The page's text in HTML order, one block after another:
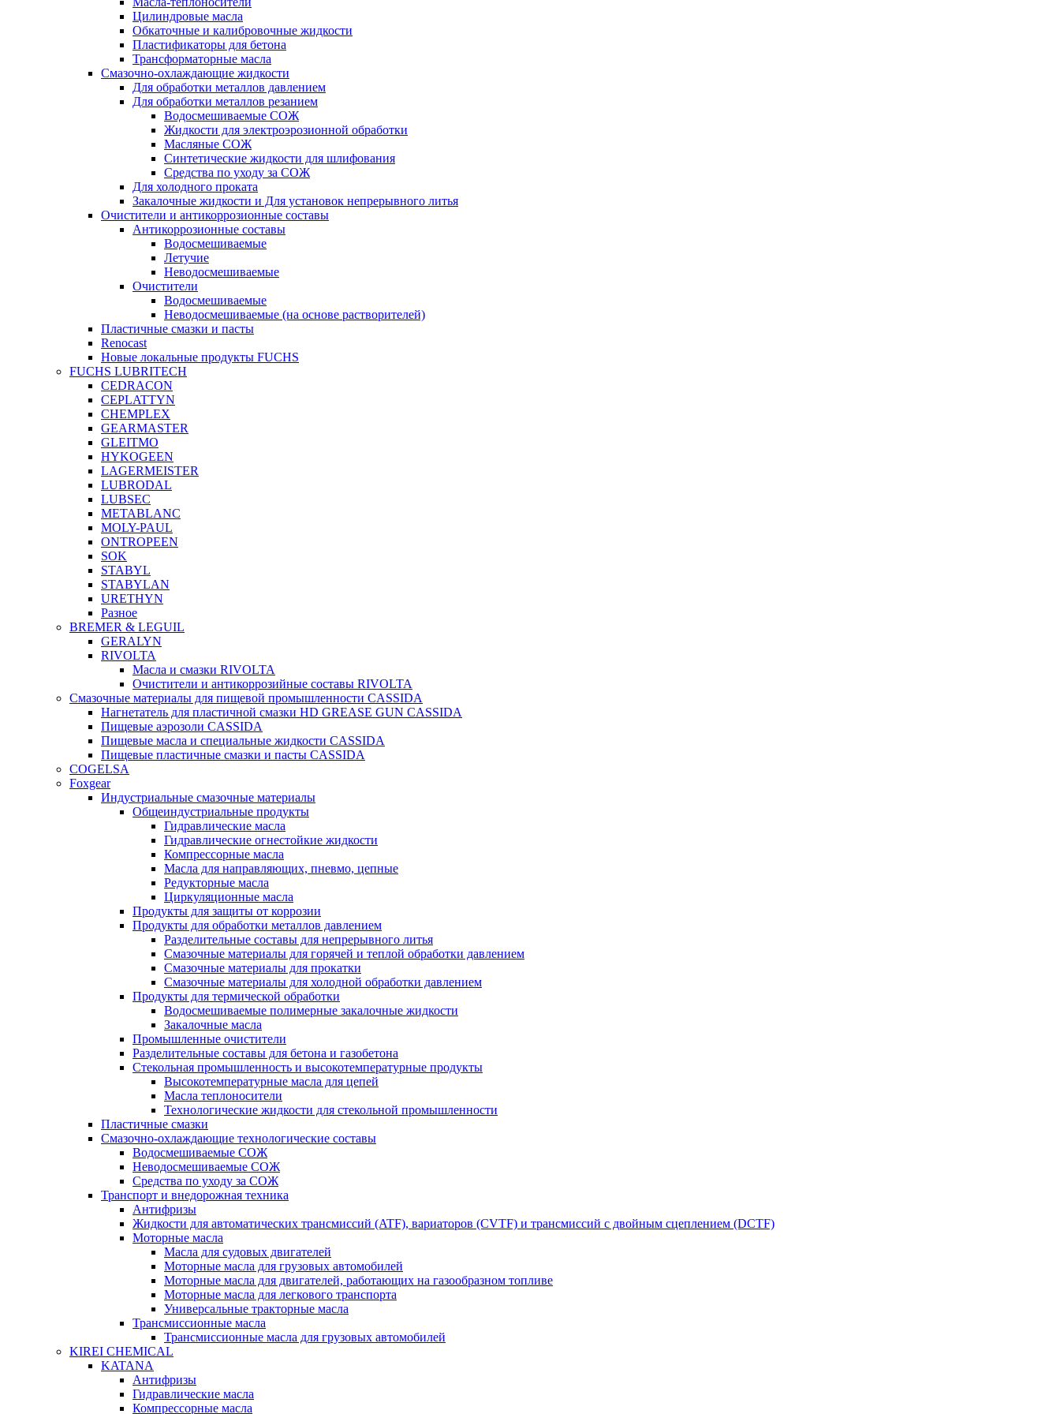
Цилиндровые масла
Обкаточные и калибровочные жидкости
Пластификаторы для бетона
Трансформаторные масла
Смазочно-охлаждающие жидкости
Для обработки металлов давлением
Для обработки металлов резанием
Водосмешиваемые СОЖ
Жидкости для электроэрозионной обработки
Масляные СОЖ
Синтетические жидкости для шлифования
Средства по уходу за СОЖ
Для холодного проката
Закалочные жидкости и Для установок непрерывного литья
Очистители и антикоррозионные составы
Антикоррозионные составы
Водосмешиваемые
Летучие
Неводосмешиваемые
Очистители
Водосмешиваемые
Неводосмешиваемые (на основе растворителей)
Пластичные смазки и пасты
Renocast
Новые локальные продукты FUCHS
FUCHS LUBRITECH
CEDRACON
CEPLATTYN
CHEMPLEX
GEARMASTER
GLEITMO
HYKOGEEN
LAGERMEISTER
LUBRODAL
LUBSEC
METABLANC
MOLY-PAUL
ONTROPEEN
SOK
STABYL
STABYLAN
URETHYN
Разное
BREMER & LEGUIL
GERALYN
RIVOLTA
Масла и смазки RIVOLTA
Очистители и антикоррозийные составы RIVOLTA
Смазочные материалы для пищевой промышленности CASSIDA
Нагнетатель для пластичной смазки HD GREASE GUN CASSIDA
Пищевые аэрозоли CASSIDA
Пищевые масла и специальные жидкости CASSIDA
Пищевые пластичные смазки и пасты CASSIDA
COGELSA
Foxgear
Индустриальные смазочные материалы
Общеиндустриальные продукты
Гидравлические масла
Гидравлические огнестойкие жидкости
Компрессорные масла
Масла для направляющих, пневмо, цепные
Редукторные масла
Циркуляционные масла
Продукты для защиты от коррозии
Продукты для обработки металлов давлением
Разделительные составы для непрерывного литья
Смазочные материалы для горячей и теплой обработки давлением
Смазочные материалы для прокатки
Смазочные материалы для холодной обработки давлением
Продукты для термической обработки
Водосмешиваемые полимерные закалочные жидкости
Закалочные масла
Промышленные очистители
Разделительные составы для бетона и газобетона
Стекольная промышленность и высокотемпературные продукты
Высокотемпературные масла для цепей
Масла теплоносители
Технологические жидкости для стекольной промышленности
Пластичные смазки
Смазочно-охлаждающие технологические составы
Водосмешиваемые СОЖ
Неводосмешиваемые СОЖ
Средства по уходу за СОЖ
Транспорт и внедорожная техника
Антифризы
Жидкости для автоматических трансмиссий (ATF), вариаторов (CVTF) и трансмиссий с двойным сцеплением (DCTF)
Моторные масла
Масла для судовых двигателей
Моторные масла для грузовых автомобилей
Моторные масла для двигателей, работающих на газообразном топливе
Моторные масла для легкового транспорта
Универсальные тракторные масла
Трансмиссионные масла
Трансмиссионные масла для грузовых автомобилей
KIREI CHEMICAL
KATANA
Антифризы
Гидравлические масла
Компрессорные масла